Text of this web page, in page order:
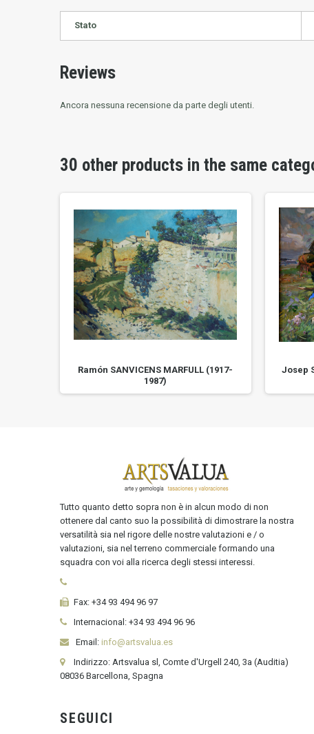
Stato
Reviews
Ancora nessuna recensione da parte degli utenti.
30 other products in the same
Ramón SANVICENS MARFULL (1917-
1987)
Josep
Tutto quanto detto sopra non è in alcun modo di non
ottenere dal canto suo la possibilità di dimostrare la nostra
versatilità sia nel rigore delle nostre valutazioni e / o
valutazioni, sia nel terreno commerciale formando una
squadra con voi alla ricerca degli stessi interessi.
Fax: +34 93 494 96 97
Internacional: +34 93 494 96 96
Email: info@artsvalua.es
Indirizzo: Artsvalua sl, Comte d'Urgell 240, 3a (Auditia)
08036 Barcellona, Spagna
SEGUICI